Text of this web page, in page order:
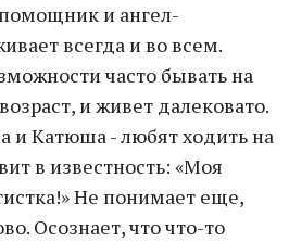
и ангел-
всегда и во всем.
часто бывать на
и живет далековато.
и Катюша - любят ходить на
в известность: «Моя
Не понимает еще,
Осознает, что что-то